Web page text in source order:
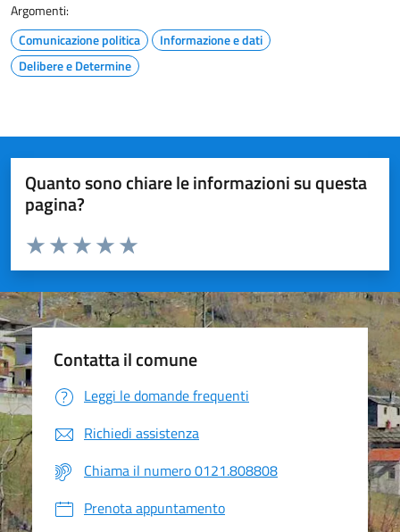
Argomenti:
Comunicazione politica
Informazione e dati
Delibere e Determine
Quanto sono chiare le informazioni su questa
pagina?
Valuta da 1 a 5 stelle la pagina
Valuta 5 stelle su 5
Valuta 4 stelle su 5
Valuta 3 stelle su 5
Valuta 2 stelle su 5
Valuta 1 stelle su 5
Contatta il comune
Leggi le domande frequenti
Richiedi assistenza
Chiama il numero 0121.808808
Prenota appuntamento